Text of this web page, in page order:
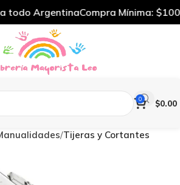
0 $0.00
Tijeras y Cortantes
todo ArgentinaCompra Mínima: